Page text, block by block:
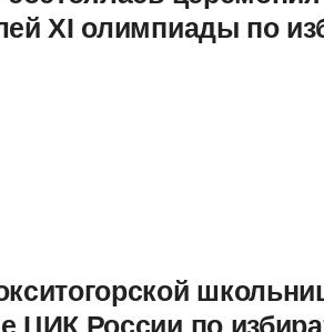
XI олимпиады по
ЦИК России по